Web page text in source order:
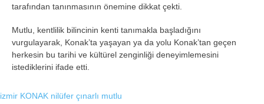
tarafından tanınmasının önemine dikkat çekti.
Mutlu, kentlilik bilincinin kenti tanımakla başladığını
vurgulayarak, Konak’ta yaşayan ya da yolu Konak’tan geçen
herkesin bu tarihi ve kültürel zenginliği deneyimlemesini
istediklerini ifade etti.
izmir KONAK nilüfer çınarlı mutlu